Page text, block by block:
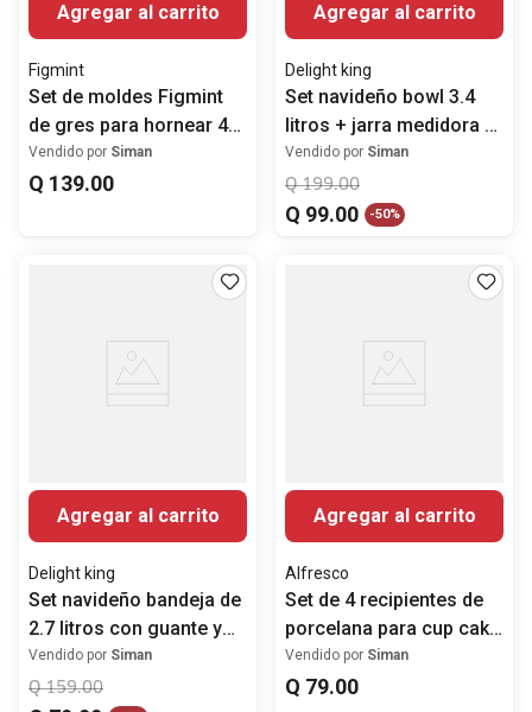
Agregar al carrito
Figmint
Set de moldes Figmint
de gres para hornear 4
piezas
Vendido por Siman
Q 139.00
Agregar al carrito
Delight king
Set navideño bowl 3.4
litros + jarra medidora y
batidor manual
Vendido por Siman
Q 199.00
Q 99.00 -50%
Agregar al carrito
Delight king
Set navideño bandeja de
2.7 litros con guante y
porta caliente
Vendido por Siman
Q 159.00
Agregar al carrito
Alfresco
Set de 4 recipientes de
porcelana para cup cake
10x8 cm
Vendido por Siman
Q 79.00